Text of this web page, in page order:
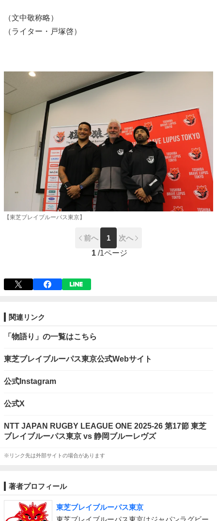
（文中敬称略）
（ライター・戸塚啓）
【東芝ブレイブルーパス東京】
前へ 1
次へ
1 /1ページ
関連リンク
「物語り」の一覧はこちら
東芝ブレイブルーパス東京公式Webサイト
公式Instagram
公式X
NTT JAPAN RUGBY LEAGUE ONE 2025-26 第17節 東芝
ブレイブルーパス東京 vs 静岡ブルーレヴズ
※リンク先は外部サイトの場合があります
著者プロフィール
東芝ブレイブルーパス東京
東芝ブレイブルーパス東京はジャパンラグビー